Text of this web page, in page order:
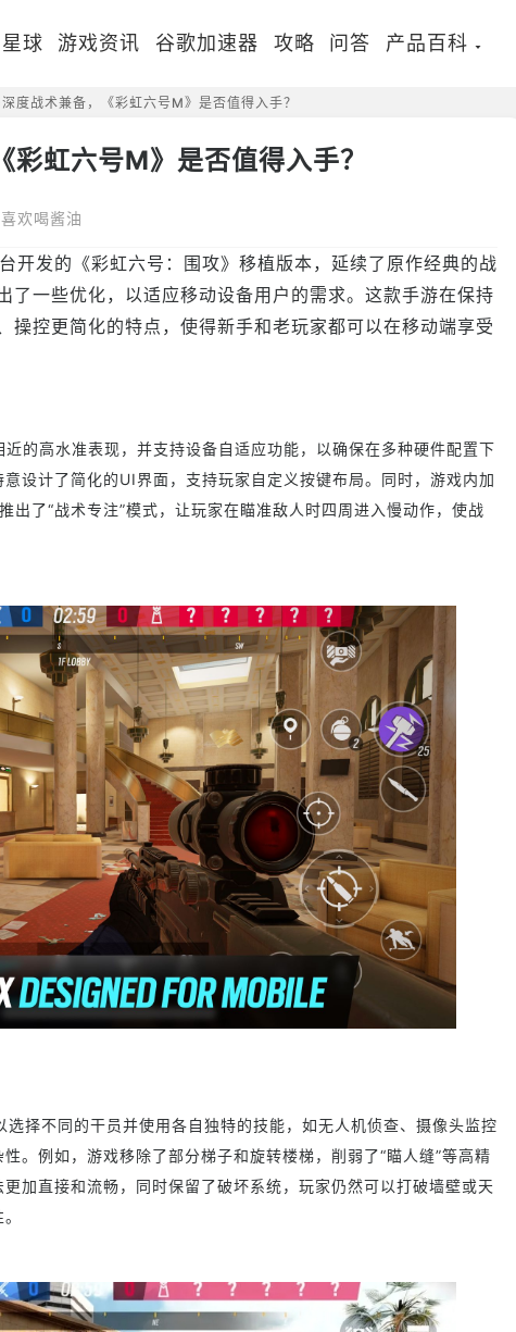
星球 游戏资讯 谷歌加速器 攻略 问答 产品百科
度战术兼备，《彩虹六号M》是否值得入手？
虹六号M》是否值得入手？
欢喝酱油
开发的《彩虹六号：围攻》移植版本，延续了原作经典的战
了一些优化，以适应移动设备用户的需求。这款手游在保持
操控更简化的特点，使得新手和老玩家都可以在移动端享受
高水准表现，并支持设备自适应功能，以确保在多种硬件配置下
设计了简化的UI界面，支持玩家自定义按键布局。同时，游戏内加
出了“战术专注”模式，让玩家在瞄准敌人时四周进入慢动作，使战
不同的干员并使用各自独特的技能，如无人机侦查、摄像头监控
。例如，游戏移除了部分梯子和旋转楼梯，削弱了“瞄人缝”等高精
加直接和流畅，同时保留了破坏系统，玩家仍然可以打破墙壁或天